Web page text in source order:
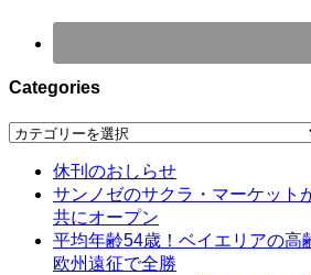
Categories
Categories
休刊のおしらせ
サンノゼのサクラ・マーケット
共にオープン
平均年齢54歳！ベイエリアの高
欧州遠征で全勝